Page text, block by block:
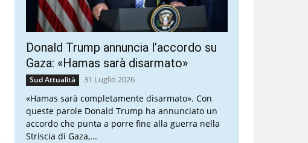
Donald Trump annuncia l’accordo su
Gaza: «Hamas sarà disarmato»
Sud Attualità 31 Luglio 2026
«Hamas sarà completamente disarmato». Con
queste parole Donald Trump ha annunciato un
accordo che punta a porre fine alla guerra nella
Striscia di Gaza,...